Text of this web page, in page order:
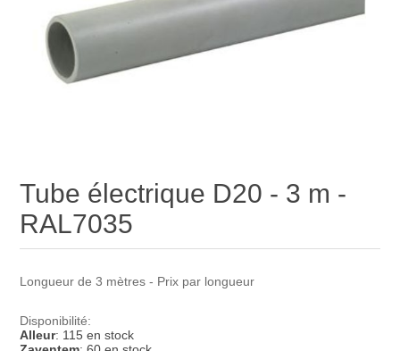
Tube électrique D20 - 3 m -
RAL7035
Longueur de 3 mètres - Prix par longueur
Disponibilité:
Alleur: 115 en stock